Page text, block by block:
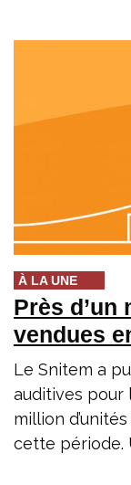
À LA UNE
Près d’un
vendues
Le Snitem a
auditives pour
million
cette période.